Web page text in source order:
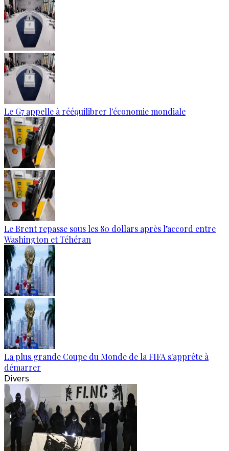
Le G7 appelle à rééquilibrer l'économie mondiale
Le Brent repasse sous les 80 dollars après l’accord entre
Washington et Téhéran
La plus grande Coupe du Monde de la FIFA s'apprête à
démarrer
Divers